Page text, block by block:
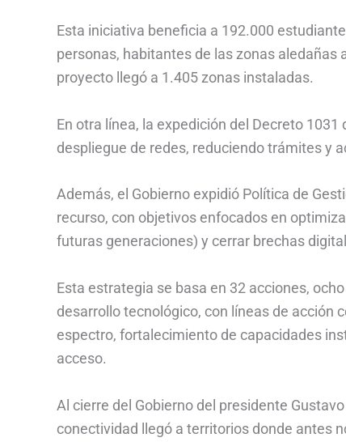
Esta iniciativa beneficia a 192.000
personas, habitantes de las zonas aledañas
proyecto llegó a 1.405 zonas instaladas.
En otra línea, la expedición del Decreto
despliegue de redes, reduciendo trámites y
Además, el Gobierno expidió Política de
recurso, con objetivos enfocados en
futuras generaciones) y cerrar brechas
Esta estrategia se basa en 32 acciones,
desarrollo tecnológico, con líneas de acción
espectro, fortalecimiento de capacidades
acceso.
Al cierre del Gobierno del presidente
conectividad llegó a territorios donde antes